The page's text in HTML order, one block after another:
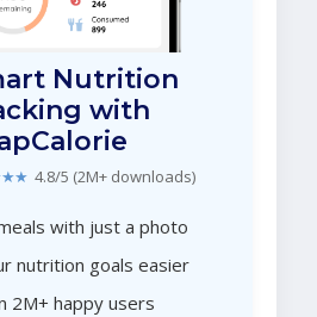
Nutrition
with
4.8/5 (2M+ downloads)
with just a photo
nutrition goals easier
2M+ happy users